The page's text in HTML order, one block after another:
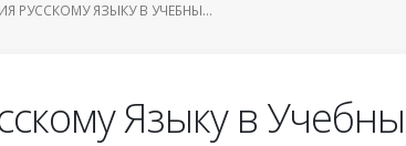
РУССКОМУ ЯЗЫКУ В УЧЕБНЫ...
Языку в